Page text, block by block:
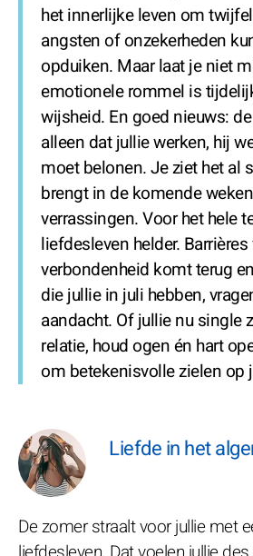
het innerlijke leven om
angsten of onzekerheden
opduiken. Maar laat je niet
emotionele rommel is
wijsheid. En goed nieuws:
alleen dat jullie werken, hij
moet belonen. Je ziet het al
brengt in de komende
verrassingen. Voor het hele
liefdesleven helder.
verbondenheid komt terug
die jullie in juli hebben,
aandacht. Of jullie nu single
relatie, houd ogen én hart
om betekenisvolle zielen op
Liefde in het
De zomer straalt voor jullie met